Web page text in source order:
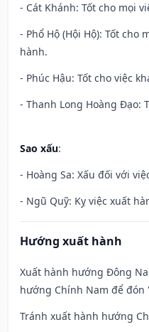
- Cát Khánh: Tốt cho mọi
- Phổ Hộ (Hội Hộ): Tốt
hành.
- Phúc Hậu: Tốt cho việc
- Thanh Long Hoàng Đạo:
Sao xấu:
- Hoàng Sa: Xấu đối với
- Ngũ Quỹ: Kỵ việc xuất
Hướng xuất hành
Xuất hành hướng Đông
hướng Chính Nam để đón
Tránh xuất hành hướng